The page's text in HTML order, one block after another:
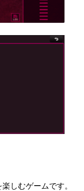
しむゲームです。